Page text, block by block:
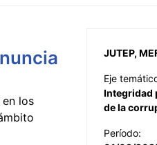
los
JUTEP,
Eje
Integridad
de la
Período: